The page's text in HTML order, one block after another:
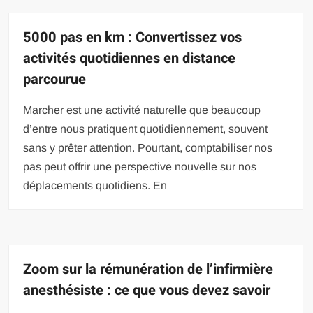
5000 pas en km : Convertissez vos
activités quotidiennes en distance
parcourue
Marcher est une activité naturelle que beaucoup
d’entre nous pratiquent quotidiennement, souvent
sans y prêter attention. Pourtant, comptabiliser nos
pas peut offrir une perspective nouvelle sur nos
déplacements quotidiens. En
Zoom sur la rémunération de l’infirmière
anesthésiste : ce que vous devez savoir